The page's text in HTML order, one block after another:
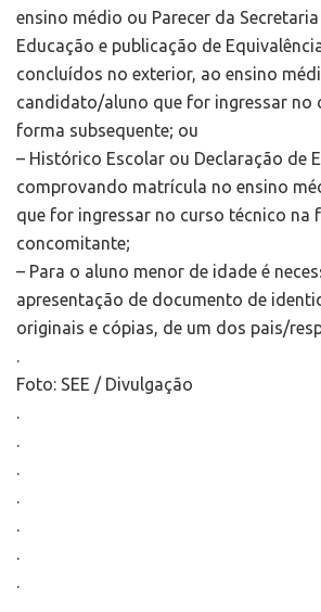
ensino médio ou Parecer da
Educação e publicação de
concluídos no exterior, ao ensino
candidato/aluno que for ingressar no
forma subsequente; ou
– Histórico Escolar ou Declaração de
comprovando matrícula no ensino
que for ingressar no curso técnico na
concomitante;
– Para o aluno menor de idade é
apresentação de documento de
originais e cópias, de um dos pais/
.
Foto: SEE / Divulgação
.
.
.
.
.
.
.